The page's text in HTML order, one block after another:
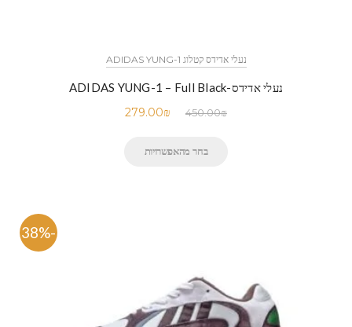
נעלי אדידס קטלוג ADIDAS YUNG-1
נעלי אדידס-ADIDAS YUNG-1 – Full Black
450.00₪
279.00₪
בחר מהאפשרויות
-38%